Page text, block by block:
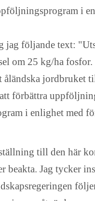
i
jag följande text:
om 25 kg/ha
jordbruket
förbättra
i enlighet med
till den här
Jag tycker